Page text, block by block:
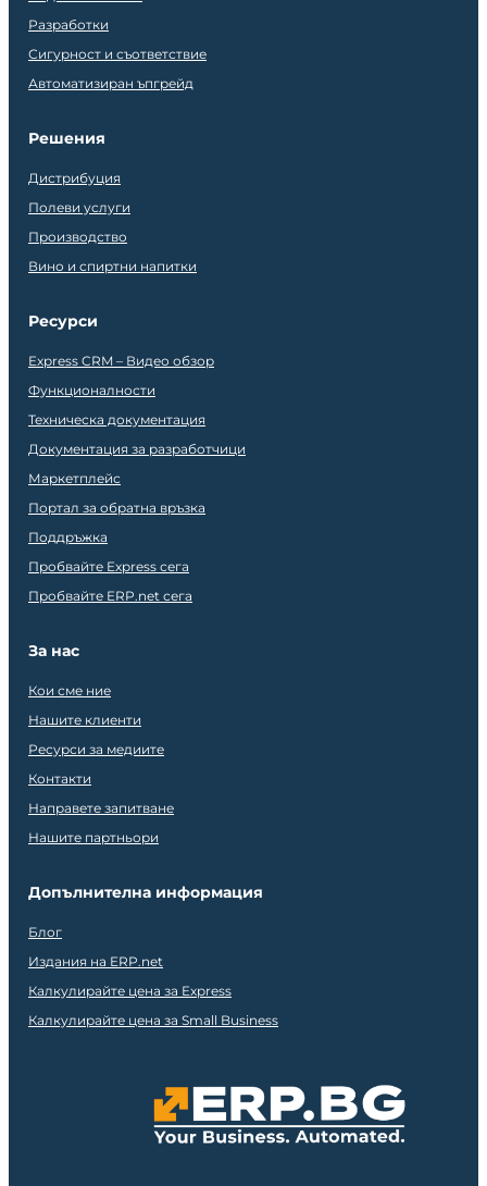
Разработки
Сигурност и съответствие
Автоматизиран ъпгрейд
Решения
Дистрибуция
Полеви услуги
Производство
Вино и спиртни напитки
Ресурси
Express CRM – Видео обзор
Функционалности
Техническа документация
Документация за разработчици
Маркетплейс
Портал за обратна връзка
Поддръжка
Пробвайте Express сега
Пробвайте ERP.net сега
За нас
Кои сме ние
Нашите клиенти
Ресурси за медиите
Контакти
Направете запитване
Нашите партньори
Допълнителна информация
Блог
Издания на ERP.net
Калкулирайте цена за Express
Калкулирайте цена за Small Business